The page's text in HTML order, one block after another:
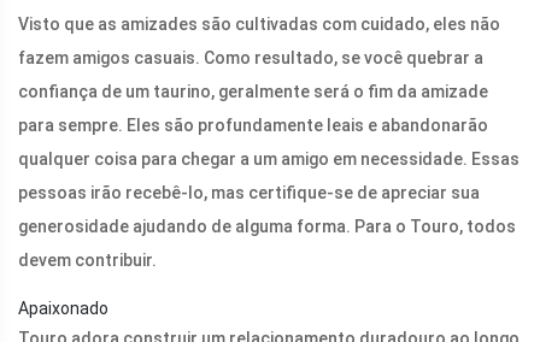
Visto que as amizades são cultivadas com cuidado, eles não
fazem amigos casuais. Como resultado, se você quebrar a
confiança de um taurino, geralmente será o fim da amizade
para sempre. Eles são profundamente leais e abandonarão
qualquer coisa para chegar a um amigo em necessidade. Essas
pessoas irão recebê-lo, mas certifique-se de apreciar sua
generosidade ajudando de alguma forma. Para o Touro, todos
devem contribuir.
Apaixonado